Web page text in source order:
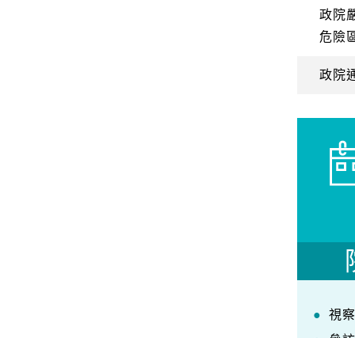
政院
危險
政院
視